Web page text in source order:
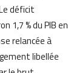
déficit
1,7 % du PIB en
relancée à
libellée